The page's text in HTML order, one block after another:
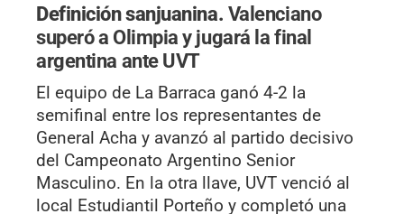
Definición sanjuanina. Valenciano
superó a Olimpia y jugará la final
argentina ante UVT
El equipo de La Barraca ganó 4-2 la
semifinal entre los representantes de
General Acha y avanzó al partido decisivo
del Campeonato Argentino Senior
Masculino. En la otra llave, UVT venció al
local Estudiantil Porteño y completó una